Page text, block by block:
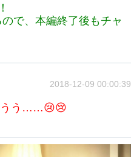
で、本編終了後もチャ
2018-12-09 00:00:39
うう……😢😢